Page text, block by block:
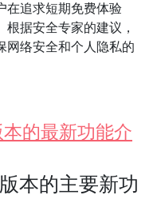
在追求短期免费体验
据安全专家的建议，
网络安全和个人隐私的
的最新功能介
本的主要新功